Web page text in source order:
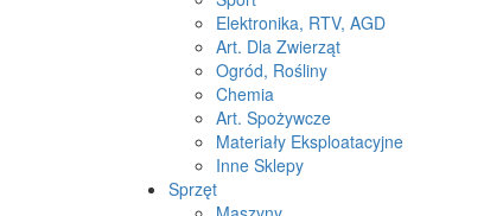
Elektronika, RTV, AGD
Art. Dla Zwierząt
Ogród, Rośliny
Chemia
Art. Spożywcze
Materiały Eksploatacyjne
Inne Sklepy
Sprzęt